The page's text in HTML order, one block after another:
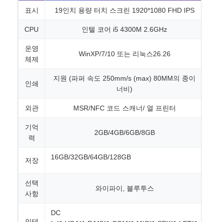
표시 19인치 용량 터치 스크린 1920*1080 FHD IPS
CPU 인텔 코어 i5 4300M 2.6GHz
운영
체제
WinXP/7/10 또는 리눅스26.26
인쇄
지원 (파퍼 속도 250mm/s (max) 80MM의 종이
너비)
외관 MSR/NFC 코드 스캐너/ 열 프린터
기억
력
2GB/4GB/6GB/8GB
저장 16GB/32GB/64GB/128GB
선택
사항
와이파이, 블루투스
DC